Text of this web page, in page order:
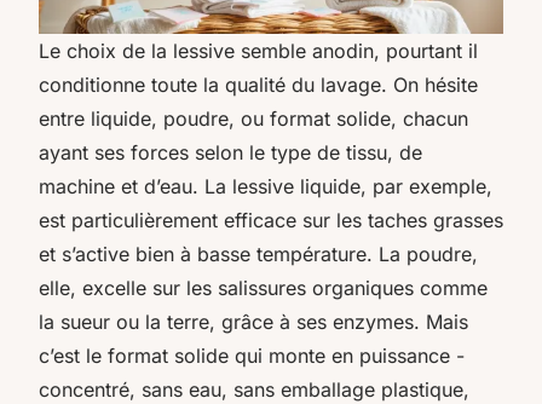
Le choix de la lessive semble anodin, pourtant il
conditionne toute la qualité du lavage. On hésite
entre liquide, poudre, ou format solide, chacun
ayant ses forces selon le type de tissu, de
machine et d’eau. La lessive liquide, par exemple,
est particulièrement efficace sur les taches grasses
et s’active bien à basse température. La poudre,
elle, excelle sur les salissures organiques comme
la sueur ou la terre, grâce à ses enzymes. Mais
c’est le format solide qui monte en puissance -
concentré, sans eau, sans emballage plastique,